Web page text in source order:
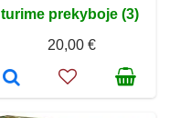
turime prekyboje (3)
20,00 €